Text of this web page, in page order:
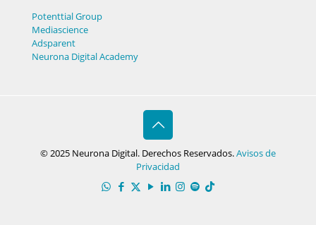
Potenttial Group
Mediascience
Adsparent
Neurona Digital Academy
© 2025 Neurona Digital. Derechos Reservados.Avisos de
Privacidad